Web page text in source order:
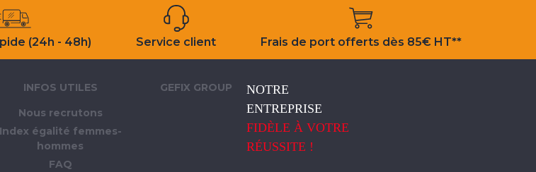
(24h - 48h) Service client Frais de port offerts dès 85€ HT**
INFOS UTILES
Nous recrutons
Index égalité femmes-
hommes
FAQ
GEFIX GROUP
NOTRE
ENTREPRISE
FIDÈLE À VOTRE
RÉUSSITE !